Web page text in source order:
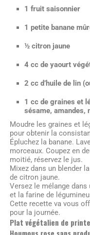
1 fruit saisonnier
1 petite banane
½ citron jaune
4 cc de yaourt
2 cc d’huile de lin
1 cc de graines et
sésame, amandes,
Moudre les graines et
pour obtenir la
Épluchez la banane.
morceaux. Coupez en
moitié, réservez le jus.
Mixez dans un blender
de citron jaune.
Versez le mélange
et la farine de
Cette recette va vous
pour la journée.
Plat végétalien de